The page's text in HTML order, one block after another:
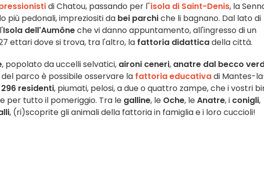
di Chatou, passando per l''isola di Saint-Denis, la
più pedonali, impreziositi da bei parchiche li bagnano. Dal lato di
Isola dell'Aumôneche vi danno appuntamento, all'ingresso di un
ettari dove si trova, tra l'altro, la fattoria didatticadella città.
, popolato da uccelli selvatici, aironi ceneri, anatre dal becco
parco è possibile osservare la fattoria educativadi Mantes-
296 residenti, piumati, pelosi, a due o quattro zampe, che i vostri
per tutto il pomeriggio. Tra le galline, le Oche, leAnatre, i conigli,
, (ri)scoprite gli animali della fattoria in famiglia e i loro cuccioli!